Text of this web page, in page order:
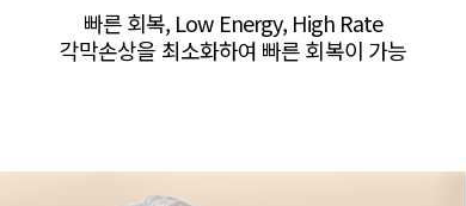
빠른 회복, Low Energy, High Rate
각막손상을 최소화하여 빠른 회복이 가능